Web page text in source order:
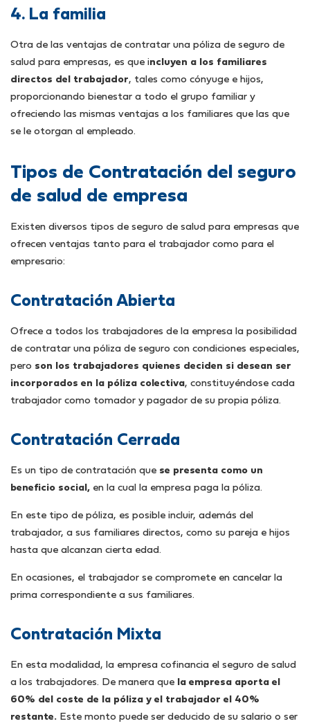
4. La familia
Otra de las ventajas de contratar una póliza de seguro de
salud para empresas, es que incluyen a los familiares
directos del trabajador, tales como cónyuge e hijos,
proporcionando bienestar a todo el grupo familiar y
ofreciendo las mismas ventajas a los familiares que las que
se le otorgan al empleado.
Tipos de Contratación del seguro
de salud de empresa
Existen diversos tipos de seguro de salud para empresas que
ofrecen ventajas tanto para el trabajador como para el
empresario:
Contratación Abierta
Ofrece a todos los trabajadores de la empresa la posibilidad
de contratar una póliza de seguro con condiciones especiales,
pero son los trabajadores quienes deciden si desean ser
incorporados en la póliza colectiva, constituyéndose cada
trabajador como tomador y pagador de su propia póliza.
Contratación Cerrada
Es un tipo de contratación que se presenta como un
beneficio social, en la cual la empresa paga la póliza.
En este tipo de póliza, es posible incluir, además del
trabajador, a sus familiares directos, como su pareja e hijos
hasta que alcanzan cierta edad.
En ocasiones, el trabajador se compromete en cancelar la
prima correspondiente a sus familiares.
Contratación Mixta
En esta modalidad, la empresa cofinancia el seguro de salud
a los trabajadores. De manera que
la empresa aporta el
60% del coste de la póliza y el trabajador el 40%
restante. Este monto puede ser deducido de su salario o ser